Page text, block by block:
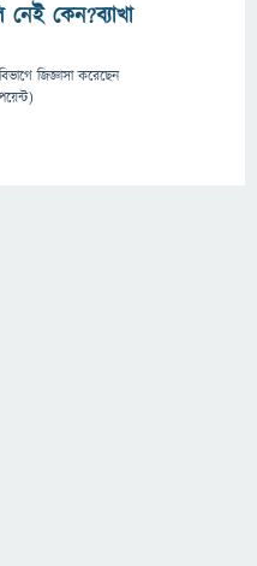
কেন?ব্যাখা
জিজ্ঞাসাকরেছেন